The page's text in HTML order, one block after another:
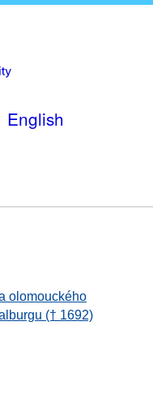
English
olomouckého
(† 1692)